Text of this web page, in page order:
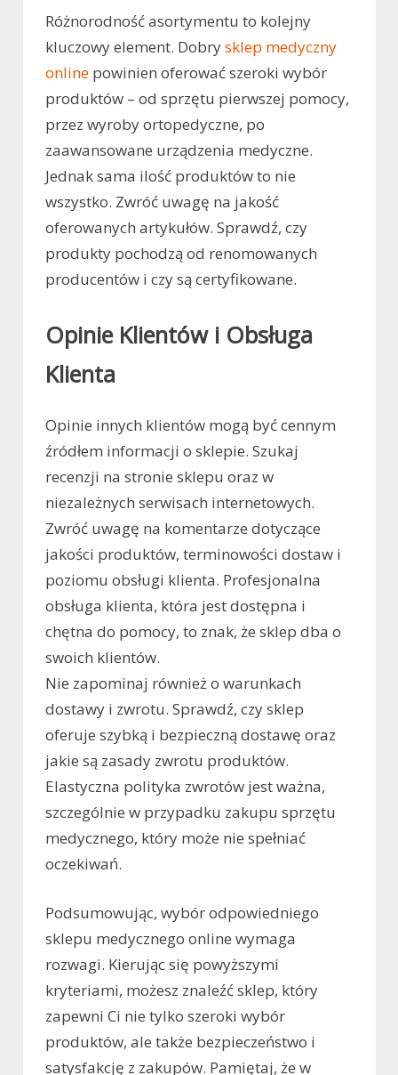
Różnorodność asortymentu to kolejny
kluczowy element. Dobrysklep medyczny
online powinien oferować szeroki wybór
produktów – od sprzętu pierwszej pomocy,
przez wyroby ortopedyczne, po
zaawansowane urządzenia medyczne.
Jednak sama ilość produktów to nie
wszystko. Zwróć uwagę na jakość
oferowanych artykułów. Sprawdź, czy
produkty pochodzą od renomowanych
producentów i czy są certyfikowane.
Opinie Klientów i Obsługa
Klienta
Opinie innych klientów mogą być cennym
źródłem informacji o sklepie. Szukaj
recenzji na stronie sklepu oraz w
niezależnych serwisach internetowych.
Zwróć uwagę na komentarze dotyczące
jakości produktów, terminowości dostaw i
poziomu obsługi klienta. Profesjonalna
obsługa klienta, która jest dostępna i
chętna do pomocy, to znak, że sklep dba o
swoich klientów.
Nie zapominaj również o warunkach
dostawy i zwrotu. Sprawdź, czy sklep
oferuje szybką i bezpieczną dostawę oraz
jakie są zasady zwrotu produktów.
Elastyczna polityka zwrotów jest ważna,
szczególnie w przypadku zakupu sprzętu
medycznego, który może nie spełniać
oczekiwań.
Podsumowując, wybór odpowiedniego
sklepu medycznego online wymaga
rozwagi. Kierując się powyższymi
kryteriami, możesz znaleźć sklep, który
zapewni Ci nie tylko szeroki wybór
produktów, ale także bezpieczeństwo i
satysfakcję z zakupów. Pamiętaj, że w